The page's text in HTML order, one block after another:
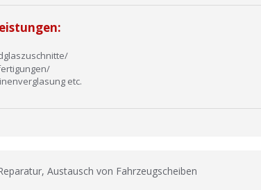
etc.
Austausch von Fahrzeugscheiben